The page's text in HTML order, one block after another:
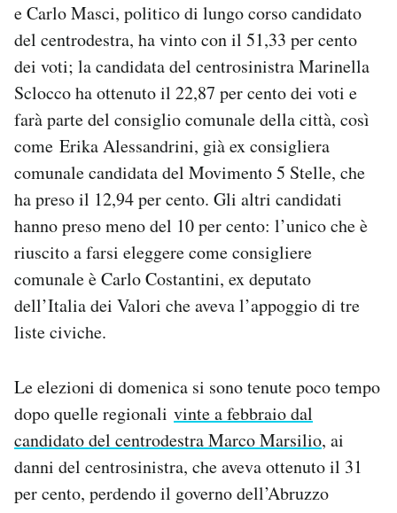
CALENDARIO
Area Personale
Newsletter
Notifiche mobile
Hai bisogno di aiuto?
Esci
e Carlo Masci, politico di lungo corso candidato
del centrodestra, ha vinto con il 51,33 per cento
dei voti; la candidata del centrosinistra Marinella
Sclocco ha ottenuto il 22,87 per cento dei voti e
farà parte del consiglio comunale della città, così
come Erika Alessandrini, già ex consigliera
comunale candidata del Movimento 5 Stelle, che
ha preso il 12,94 per cento. Gli altri candidati
hanno preso meno del 10 per cento: l’unico che è
riuscito a farsi eleggere come consigliere
comunale è Carlo Costantini, ex deputato
dell’Italia dei Valori che aveva l’appoggio di tre
liste civiche.
Le elezioni di domenica si sono tenute poco tempo
dopo quelle regionali vinte a febbraio dal
candidato del centrodestra Marco Marsilio, ai
danni del centrosinistra, che aveva ottenuto il 31
per cento, perdendo il governo dell’Abruzzo